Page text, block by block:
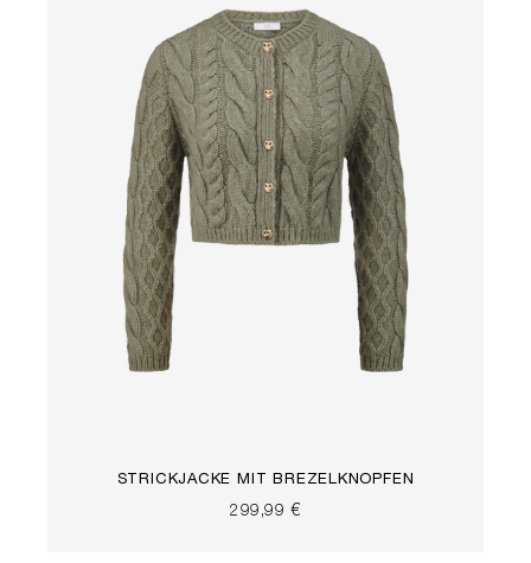
STRICKJACKE MIT BREZELKNÖPFEN
299,99 €